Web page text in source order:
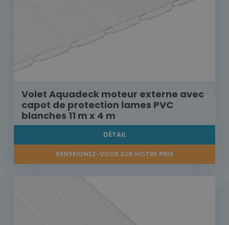
Volet Aquadeck moteur externe avec
capot de protection lames PVC
blanches 11 m x 4 m
DÉTAIL
RENSEIGNEZ-VOUS SUR NOTRE PRIX